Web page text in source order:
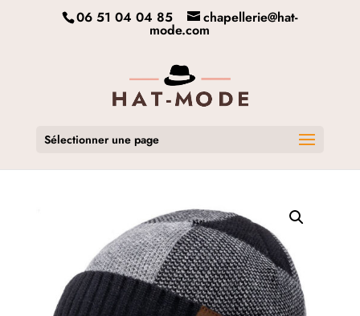
06 51 04 04 85 chapellerie@hat-
mode.com
Sélectionner une page